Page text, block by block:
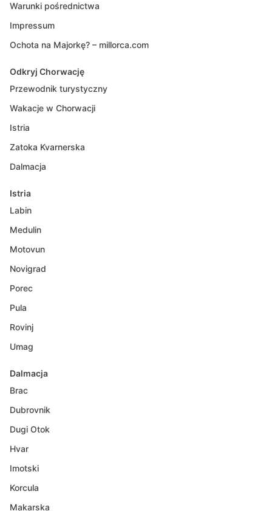
Warunki pośrednictwa
Impressum
Ochota na Majorkę? – millorca.com
Odkryj Chorwację
Przewodnik turystyczny
Wakacje w Chorwacji
Istria
Zatoka Kvarnerska
Dalmacja
Istria
Labin
Medulin
Motovun
Novigrad
Porec
Pula
Rovinj
Umag
Dalmacja
Brac
Dubrovnik
Dugi Otok
Hvar
Imotski
Korcula
Makarska